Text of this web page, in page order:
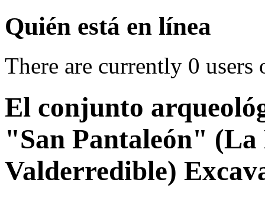
Quién está en línea
There are currently 0 users
El conjunto
"San Pantaleón" (La
Valderredible)